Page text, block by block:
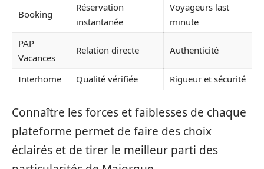
Booking
Réservation
instantanée
Voyageurs last
minute
PAP
Vacances
Relation directe Authenticité
Interhome Qualité vérifiée Rigueur et sécurité
Connaître les forces et faiblesses de chaque
plateforme permet de faire des choix
éclairés et de tirer le meilleur parti des